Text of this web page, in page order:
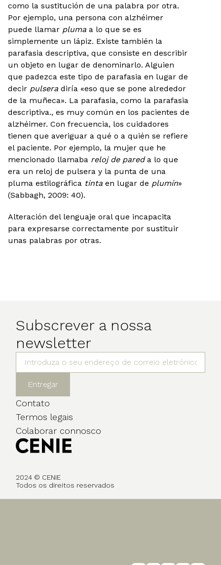
como la sustitución de una palabra por otra.
Por ejemplo, una persona con alzhéimer
puede llamar pluma a lo que se es
simplemente un lápiz. Existe también la
parafasia descriptiva, que consiste en describir
un objeto en lugar de denominarlo. Alguien
que padezca este tipo de parafasia en lugar de
decir pulsera diría «eso que se pone alrededor
de la muñeca». La parafasia, como la parafasia
descriptiva., es muy común en los pacientes de
alzhéimer. Con frecuencia, los cuidadores
tienen que averiguar a qué o a quién se refiere
el paciente. Por ejemplo, la mujer que he
mencionado llamaba reloj de pareda lo que
era un reloj de pulsera y la punta de una
pluma estilográfica tinta en lugar de plumín»
(Sabbagh, 2009: 40).
Alteración del lenguaje oral que incapacita
para expresarse correctamente por sustituir
unas palabras por otras.
Subscrever a nossa
newsletter
Entregar
Contato
Termos legais
Colaborar connosco
2024 © CENIE
Todos os direitos reservados